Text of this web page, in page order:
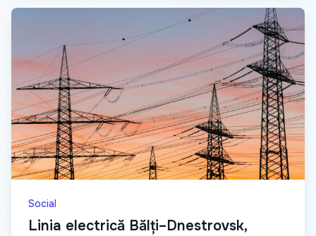
Social
Linia electrică Bălți–Dnestrovsk,